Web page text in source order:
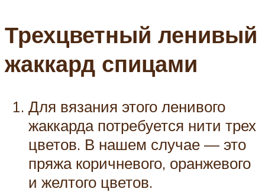
Трехцветный ленивый
жаккард спицами
Для вязания этого ленивого
жаккарда потребуется нити трех
цветов. В нашем случае — это
пряжа коричневого, оранжевого
и желтого цветов.